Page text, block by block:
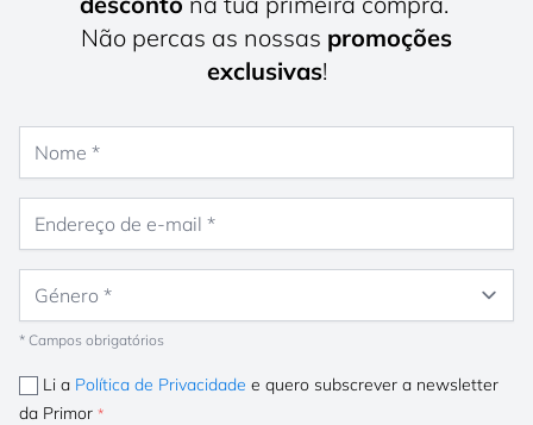
Não percas as nossas promoções
exclusivas!
* Campos obrigatórios
Li a Política de Privacidade e quero subscrever a newsletter
da Primor